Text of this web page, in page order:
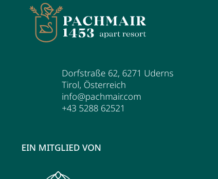
Angebote
Bestpreisgarantie
Inklusivleistungen
Wellness
AQUAlpin
Dorfstraße 62, 6271 Uderns
Tirol, Österreich
info@pachmair.com
+43 5288 62521
EIN MITGLIED VON